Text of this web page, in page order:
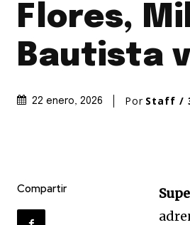
Flores,
Bautista
22 enero, 2026 Por Staff /
Compartir